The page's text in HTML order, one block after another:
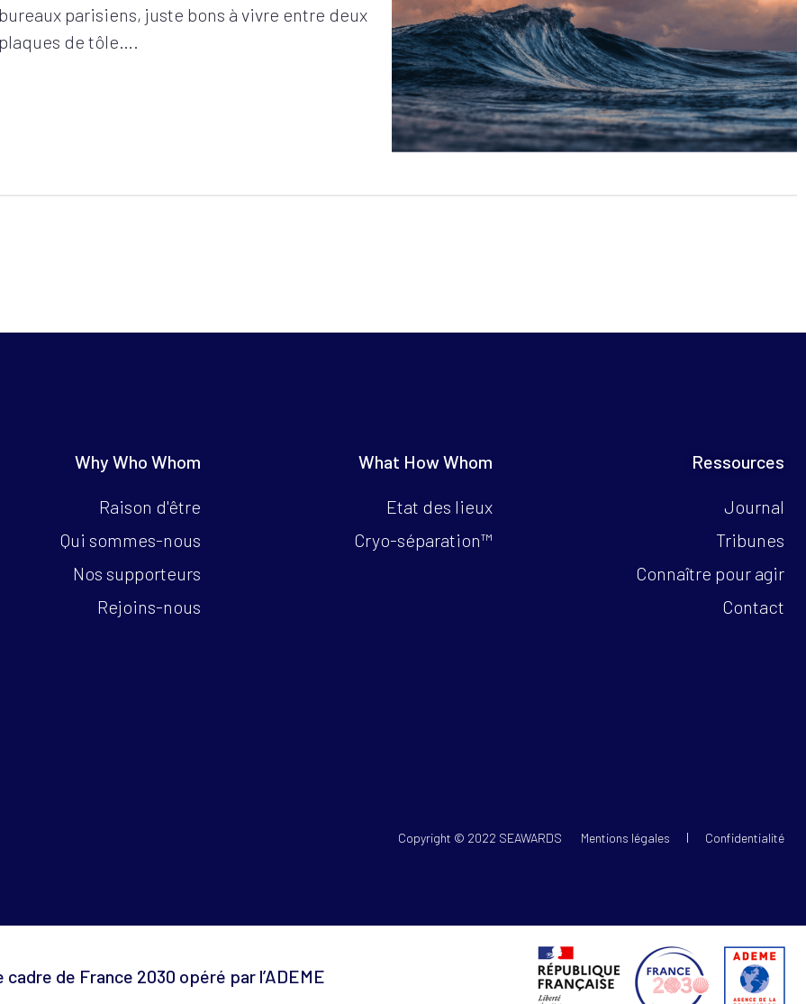
bureaux parisiens, juste bons à vivre entre deux
plaques de tôle….
Why Who Whom
Raison d'être
Qui sommes-nous
Nos supporteurs
Rejoins-nous
What How Whom
Etat des lieux
Cryo-séparation™
Ressources
Journal
Tribunes
Connaître pour agir
Contact
Copyright © 2022 SEAWARDS Mentions légales Confidentialité
de France 2030 opéré par l’ADEME